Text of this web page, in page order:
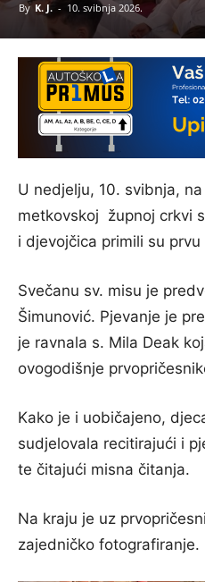
By K. J. - 10. svibnja 2026.
U nedjelju, 10. svibnja,
metkovskoj župnoj crkvi
i djevojčica primili su prvu
Svečanu sv. misu je
Šimunović. Pjevanje je
je ravnala s. Mila Deak
ovogodišnje
Kako je i uobičajeno,
sudjelovala recitirajući i
te čitajući misna čitanja.
Na kraju je uz
zajedničko fotografiranje.